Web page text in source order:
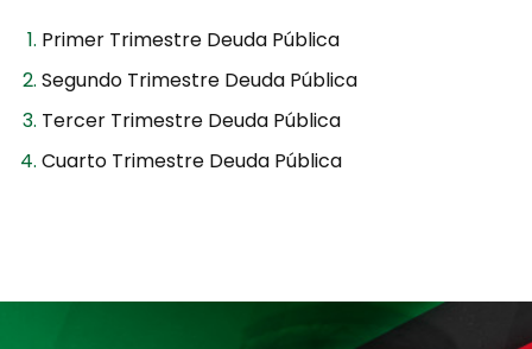
Primer Trimestre Deuda Pública
Segundo Trimestre Deuda Pública
Tercer Trimestre Deuda Pública
Cuarto Trimestre Deuda Pública